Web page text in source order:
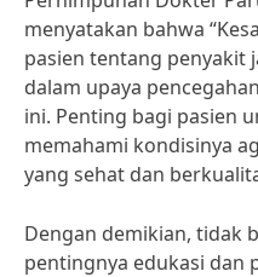
menyatakan bahwa
pasien tentang penyakit
dalam upaya
ini. Penting bagi pasien
memahami kondisinya
yang sehat dan
Dengan demikian, tidak
pentingnya edukasi dan